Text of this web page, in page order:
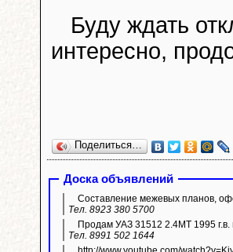
Буду ждать
интересно,
Поделиться…
Доска объявлений
Составление межевых планов,
Тел. 8923 380 5700
Продам УАЗ 31512 2.4МТ 1995 г.в.
Тел. 8991 502 1644